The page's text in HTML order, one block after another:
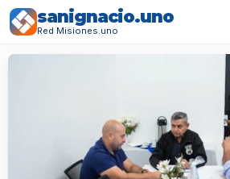
sanignacio.uno
Red Misiones.uno